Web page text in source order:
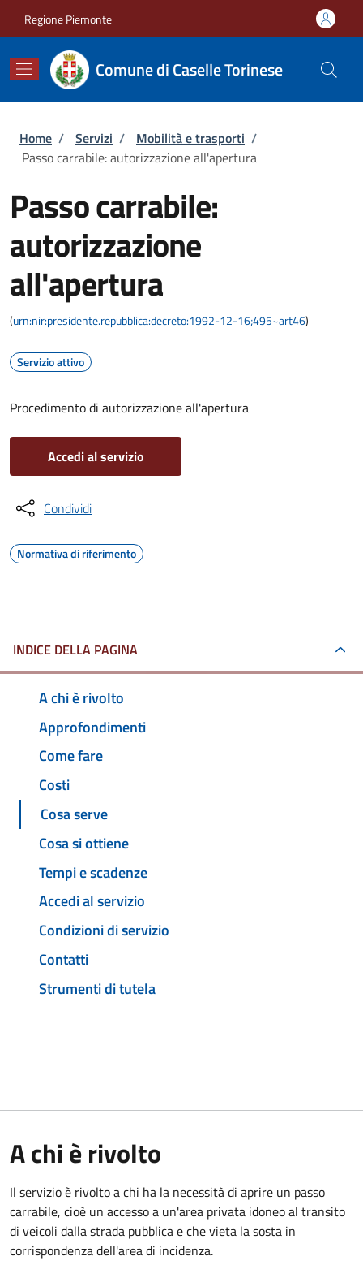
Regione Piemonte
Comune di Caselle Torinese
Briciole di pane
Home / Servizi / Mobilità e trasporti /
Passo carrabile: autorizzazione all'apertura
Passo carrabile:
autorizzazione
all'apertura
(urn:nir:presidente.repubblica:decreto:1992-12-16;495~art46)
Servizio attivo
Procedimento di autorizzazione all'apertura
Accedi al servizio
Condividi
Normativa di riferimento
INDICE DELLA PAGINA
A chi è rivolto
Approfondimenti
Come fare
Costi
Cosa serve
Cosa si ottiene
Tempi e scadenze
Accedi al servizio
Condizioni di servizio
Contatti
Strumenti di tutela
A chi è rivolto
Il servizio è rivolto a chi ha la necessità di aprire un passo
carrabile, cioè un accesso a un'area privata idoneo al transito
di veicoli dalla strada pubblica e che vieta la sosta in
corrispondenza dell'area di incidenza.